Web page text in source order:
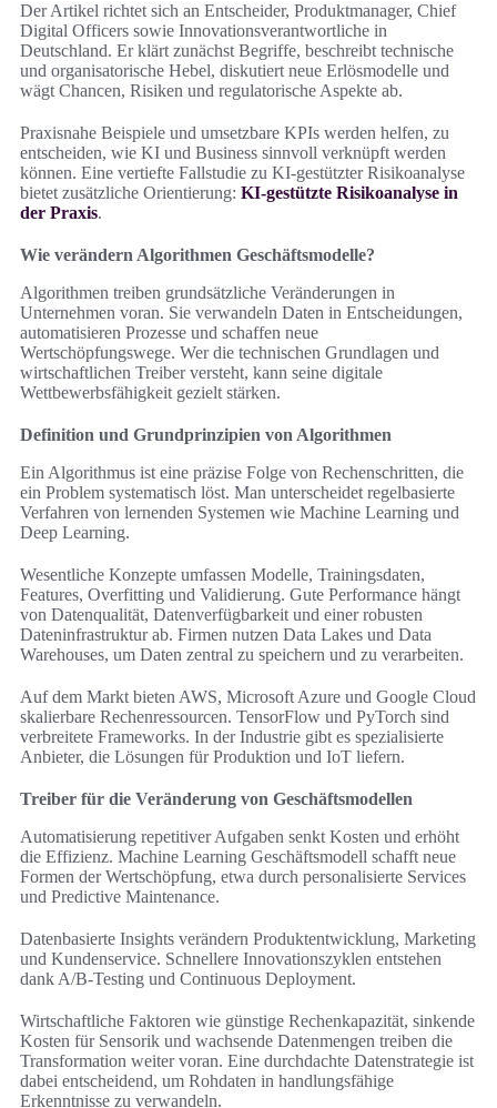
Der Artikel richtet sich an Entscheider, Produktmanager, Chief
Digital Officers sowie Innovationsverantwortliche in
Deutschland. Er klärt zunächst Begriffe, beschreibt technische
und organisatorische Hebel, diskutiert neue Erlösmodelle und
wägt Chancen, Risiken und regulatorische Aspekte ab.
Praxisnahe Beispiele und umsetzbare KPIs werden helfen, zu
entscheiden, wie KI und Business sinnvoll verknüpft werden
können. Eine vertiefte Fallstudie zu KI‑gestützter Risikoanalyse
bietet zusätzliche Orientierung: KI‑gestützte Risikoanalyse in
der Praxis.
Wie verändern Algorithmen Geschäftsmodelle?
Algorithmen treiben grundsätzliche Veränderungen in
Unternehmen voran. Sie verwandeln Daten in Entscheidungen,
automatisieren Prozesse und schaffen neue
Wertschöpfungswege. Wer die technischen Grundlagen und
wirtschaftlichen Treiber versteht, kann seine digitale
Wettbewerbsfähigkeit gezielt stärken.
Definition und Grundprinzipien von Algorithmen
Ein Algorithmus ist eine präzise Folge von Rechenschritten, die
ein Problem systematisch löst. Man unterscheidet regelbasierte
Verfahren von lernenden Systemen wie Machine Learning und
Deep Learning.
Wesentliche Konzepte umfassen Modelle, Trainingsdaten,
Features, Overfitting und Validierung. Gute Performance hängt
von Datenqualität, Datenverfügbarkeit und einer robusten
Dateninfrastruktur ab. Firmen nutzen Data Lakes und Data
Warehouses, um Daten zentral zu speichern und zu verarbeiten.
Auf dem Markt bieten AWS, Microsoft Azure und Google Cloud
skalierbare Rechenressourcen. TensorFlow und PyTorch sind
verbreitete Frameworks. In der Industrie gibt es spezialisierte
Anbieter, die Lösungen für Produktion und IoT liefern.
Treiber für die Veränderung von Geschäftsmodellen
Automatisierung repetitiver Aufgaben senkt Kosten und erhöht
die Effizienz. Machine Learning Geschäftsmodell schafft neue
Formen der Wertschöpfung, etwa durch personalisierte Services
und Predictive Maintenance.
Datenbasierte Insights verändern Produktentwicklung, Marketing
und Kundenservice. Schnellere Innovationszyklen entstehen
dank A/B-Testing und Continuous Deployment.
Wirtschaftliche Faktoren wie günstige Rechenkapazität, sinkende
Kosten für Sensorik und wachsende Datenmengen treiben die
Transformation weiter voran. Eine durchdachte Datenstrategie ist
dabei entscheidend, um Rohdaten in handlungsfähige
Erkenntnisse zu verwandeln.